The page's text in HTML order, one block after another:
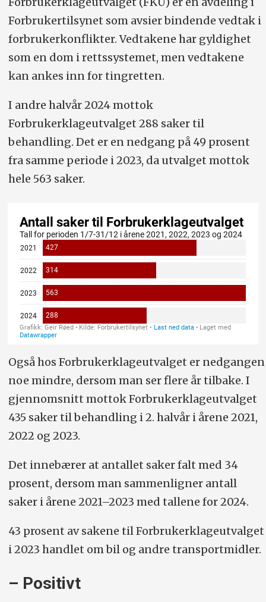
Forbrukertilsynet som avsier bindende vedtak i
forbrukerkonflikter. Vedtakene har gyldighet
som en dom i rettssystemet, men vedtakene
kan ankes inn for tingretten.
I andre halvår 2024 mottok
Forbrukerklageutvalget 288 saker til
behandling. Det er en nedgang på 49 prosent
fra samme periode i 2023, da utvalget mottok
hele 563 saker.
Også hos Forbrukerklageutvalget er nedgangen
noe mindre, dersom man ser flere år tilbake. I
gjennomsnitt mottok Forbrukerklageutvalget
435 saker til behandling i 2. halvår i årene 2021,
2022 og 2023.
Det innebærer at antallet saker falt med 34
prosent, dersom man sammenligner antall
saker i årene 2021–2023 med tallene for 2024.
43 prosent av sakene til Forbrukerklageutvalget
i 2023 handlet om bil og andre transportmidler.
– Positivt